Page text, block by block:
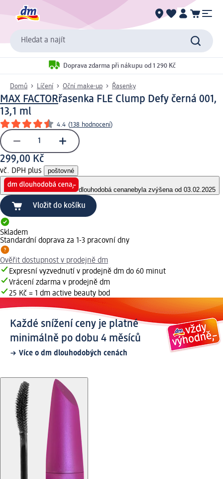
Hledat a najít
Doprava zdarma při nákupu od 1 290 Kč
Domů Líčení Oční make-up Řasenky
MAX FACTORřasenka FLE Clump Defy černá 001,
13,1 ml
4.4 (138 hodnocení)
299,00 Kč
vč. DPH plus poštovné
dlouhodobá cenanebyla zvýšena od 03.02.2025
Vložit do košíku
Skladem
Standardní doprava za 1-3 pracovní dny
Ověřit dostupnost v prodejně dm
Expresní vyzvednutí v prodejně dm do 60 minut
Vrácení zdarma v prodejně dm
25 Kč = 1 dm active beauty bod
Každé snížení ceny je platné
minimálně po dobu 4 měsíců
Více o dm dlouhodobých cenách